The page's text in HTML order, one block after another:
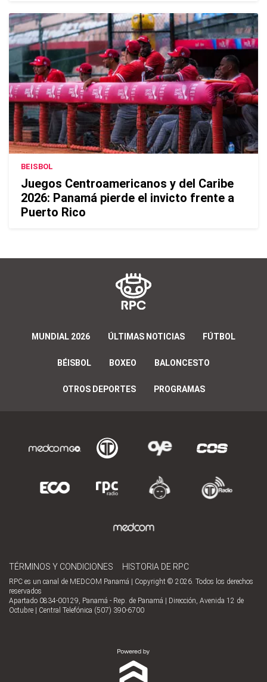
BEISBOL
Juegos Centroamericanos y del Caribe
2026: Panamá pierde el invicto frente a
Puerto Rico
MUNDIAL 2026 ÚLTIMAS NOTICIAS FÚTBOL
BÉISBOL BOXEO BALONCESTO
OTROS DEPORTES PROGRAMAS
TÉRMINOS Y CONDICIONES HISTORIA DE RPC
RPC es un canal de MEDCOM Panamá | Copyright © 2026. Todos los derechos
reservados
Apartado 0834-00129, Panamá - Rep. de Panamá | Dirección, Avenida 12 de
Octubre | Central Telefónica (507) 390-6700